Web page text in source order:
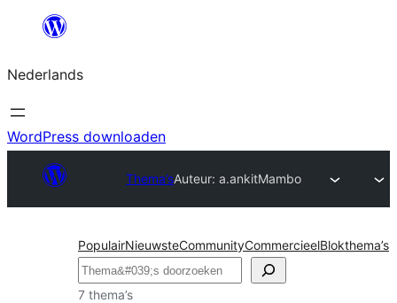
de
inhoud
Nederlands
WordPress downloaden
Thema’sAuteur: a.ankitMambo
PopulairNieuwsteCommunityCommercieelBlokthema’s
Zoeken
7 thema’s